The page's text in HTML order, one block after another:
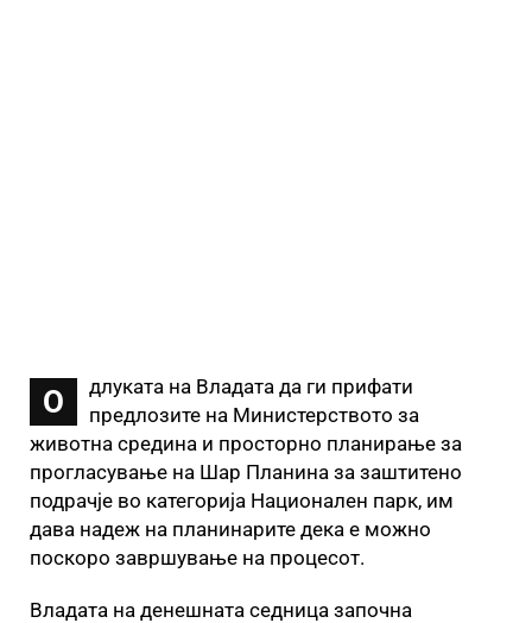
О
длуката на Владата да ги прифати
предлозите на Министерството за
животна средина и просторно планирање за
прогласување на Шар Планина за заштитено
подрачје во категорија Национален парк, им
дава надеж на планинарите дека е можно
поскоро завршување на процесот.
Владата на денешната седница започна